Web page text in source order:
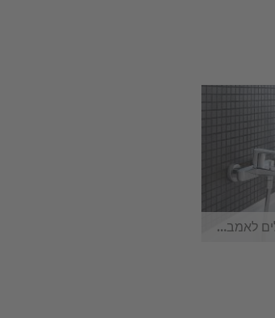
ברזים מערבלים לאמבטיות